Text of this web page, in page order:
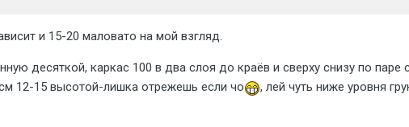
и 15-20 маловато на мой взгляд.
десяткой, каркас 100 в два слоя до краёв и сверху снизу по паре
12-15 высотой-лишка отрежешь если чо
, лей чуть ниже уровня